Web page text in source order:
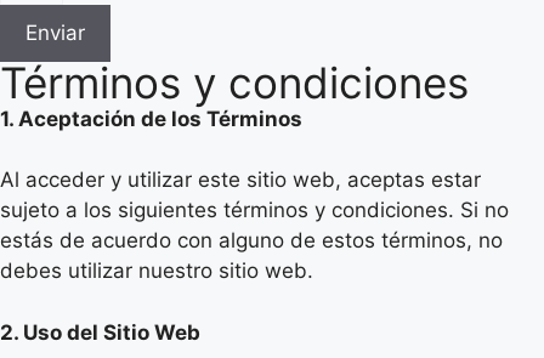
Enviar
Términos y condiciones
1. Aceptación de los Términos
Al acceder y utilizar este sitio web, aceptas estar
sujeto a los siguientes términos y condiciones. Si no
estás de acuerdo con alguno de estos términos, no
debes utilizar nuestro sitio web.
2. Uso del Sitio Web